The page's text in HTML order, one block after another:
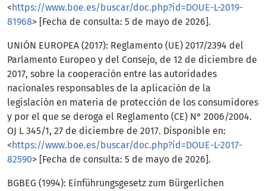
< https://www.boe.es/buscar/doc.php?id=DOUE-L-2019-
81968> [Fecha de consulta: 5 de mayo de 2026].
UNIÓN EUROPEA (2017): Reglamento (UE) 2017/2394 del
Parlamento Europeo y del Consejo, de 12 de diciembre de
2017, sobre la cooperación entre las autoridades
nacionales responsables de la aplicación de la
legislación en materia de protección de los consumidores
y por el que se deroga el Reglamento (CE) N° 2006/2004.
OJ L 345/1, 27 de diciembre de 2017. Disponible en:
< https://www.boe.es/buscar/doc.php?id=DOUE-L-2017-
82590> [Fecha de consulta: 5 de mayo de 2026].
BGBEG (1994): Einführungsgesetz zum Bürgerlichen